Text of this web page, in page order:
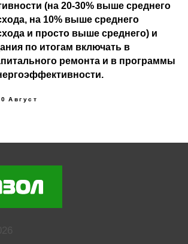
(на 20-30% выше среднего
на 10% выше среднего
и просто выше среднего) и
по итогам включать в
ремонта и в программы
Август